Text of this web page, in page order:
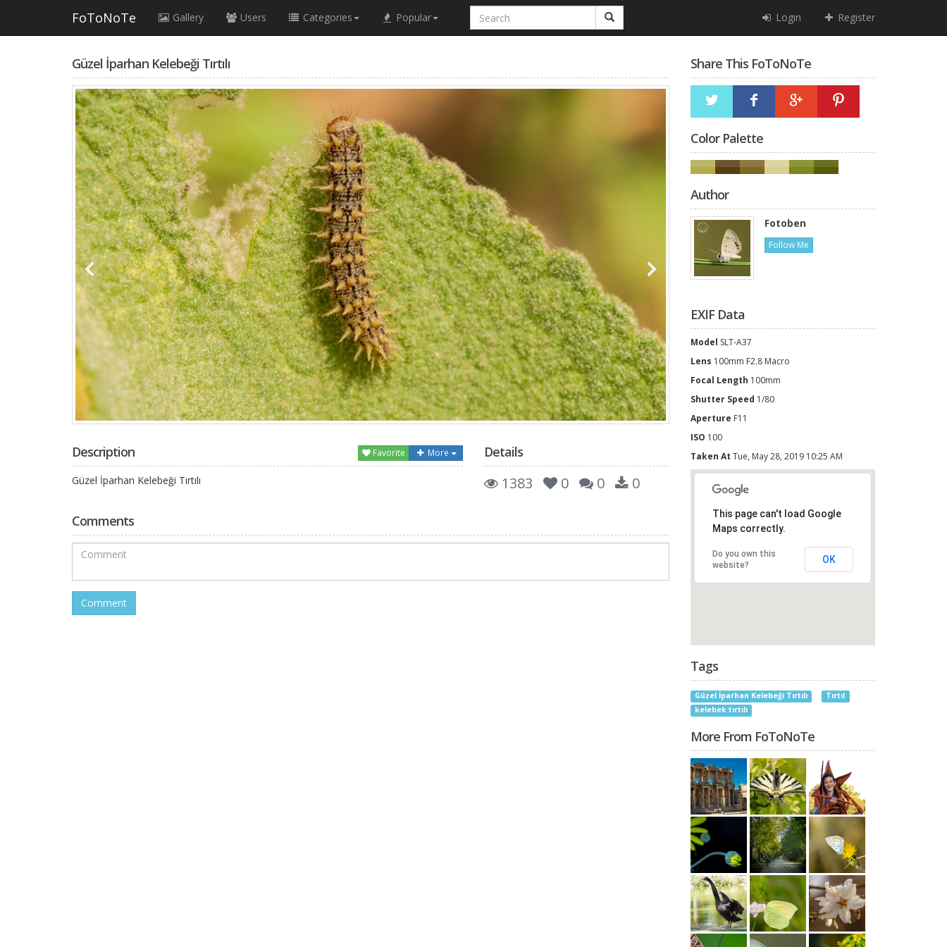
FoToNoTe Gallery Users Categories Popular Login Register
Güzel İparhan Kelebeği Tırtılı
Description Favorite More
Güzel İparhan Kelebeği Tırtılı
Details
1383 0 0 0
Comments
Share This FoToNoTe
Color Palette
Author
Fotoben
Follow Me
EXIF Data
Model SLT-A37
Lens 100mm F2.8 Macro
Focal Length 100mm
Shutter Speed 1/80
Aperture F11
ISO 100
Taken At Tue, May 28, 2019 10:25 AM
This page can't load Google
Maps correctly.
Do you own this
website?
OK
Tags
Güzel İparhan Kelebeği Tırtılı
Tırtıl
kelebek tırtılı
More From FoToNoTe